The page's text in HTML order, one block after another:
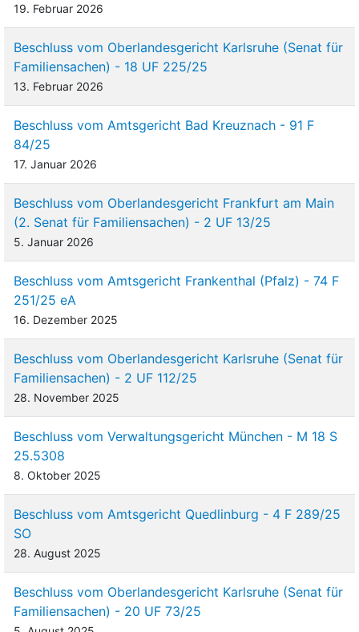
19. Februar 2026
Beschluss vom Oberlandesgericht Karlsruhe (Senat für
Familiensachen) - 18 UF 225/25
13. Februar 2026
Beschluss vom Amtsgericht Bad Kreuznach - 91 F
84/25
17. Januar 2026
Beschluss vom Oberlandesgericht Frankfurt am Main
(2. Senat für Familiensachen) - 2 UF 13/25
5. Januar 2026
Beschluss vom Amtsgericht Frankenthal (Pfalz) - 74 F
251/25 eA
16. Dezember 2025
Beschluss vom Oberlandesgericht Karlsruhe (Senat für
Familiensachen) - 2 UF 112/25
28. November 2025
Beschluss vom Verwaltungsgericht München - M 18 S
25.5308
8. Oktober 2025
Beschluss vom Amtsgericht Quedlinburg - 4 F 289/25
SO
28. August 2025
Beschluss vom Oberlandesgericht Karlsruhe (Senat für
Familiensachen) - 20 UF 73/25